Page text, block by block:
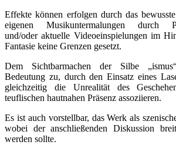
Effekte können erfolgen durch das
eigenen Musikuntermalungen durch
und/oder aktuelle Videoeinspielungen im
Fantasie keine Grenzen gesetzt.
Dem Sichtbarmachen der Silbe
Bedeutung zu, durch den Einsatz eines
gleichzeitig die Unrealität des
teuflischen hautnahen Präsenz assoziieren.
Es ist auch vorstellbar, das Werk als
wobei der anschließenden Diskussion
werden sollte.